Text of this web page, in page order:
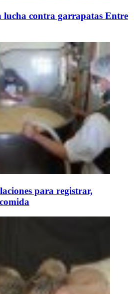
lucha contra garrapatas Entre
para registrar,